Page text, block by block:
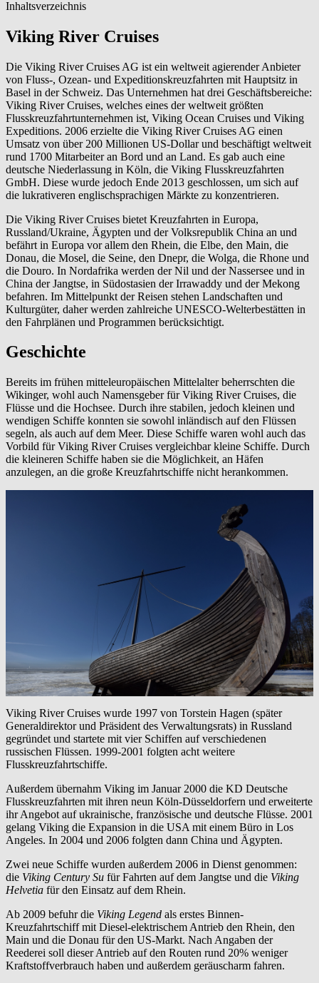
Inhaltsverzeichnis
Viking River Cruises
Die Viking River Cruises AG ist ein weltweit agierender Anbieter
von Fluss-, Ozean- und Expeditionskreuzfahrten mit Hauptsitz in
Basel in der Schweiz. Das Unternehmen hat drei Geschäftsbereiche:
Viking River Cruises, welches eines der weltweit größten
Flusskreuzfahrtunternehmen ist, Viking Ocean Cruises und Viking
Expeditions. 2006 erzielte die Viking River Cruises AG einen
Umsatz von über 200 Millionen US-Dollar und beschäftigt weltweit
rund 1700 Mitarbeiter an Bord und an Land. Es gab auch eine
deutsche Niederlassung in Köln, die Viking Flusskreuzfahrten
GmbH. Diese wurde jedoch Ende 2013 geschlossen, um sich auf
die lukrativeren englischsprachigen Märkte zu konzentrieren.
Die Viking River Cruises bietet Kreuzfahrten in Europa,
Russland/Ukraine, Ägypten und der Volksrepublik China an und
befährt in Europa vor allem den Rhein, die Elbe, den Main, die
Donau, die Mosel, die Seine, den Dnepr, die Wolga, die Rhone und
die Douro. In Nordafrika werden der Nil und der Nassersee und in
China der Jangtse, in Südostasien der Irrawaddy und der Mekong
befahren. Im Mittelpunkt der Reisen stehen Landschaften und
Kulturgüter, daher werden zahlreiche UNESCO-Welterbestätten in
den Fahrplänen und Programmen berücksichtigt.
Geschichte
Bereits im frühen mitteleuropäischen Mittelalter beherrschten die
Wikinger, wohl auch Namensgeber für Viking River Cruises, die
Flüsse und die Hochsee. Durch ihre stabilen, jedoch kleinen und
wendigen Schiffe konnten sie sowohl inländisch auf den Flüssen
segeln, als auch auf dem Meer. Diese Schiffe waren wohl auch das
Vorbild für Viking River Cruises vergleichbar kleine Schiffe. Durch
die kleineren Schiffe haben sie die Möglichkeit, an Häfen
anzulegen, an die große Kreuzfahrtschiffe nicht herankommen.
Viking River Cruises wurde 1997 von Torstein Hagen (später
Generaldirektor und Präsident des Verwaltungsrats) in Russland
gegründet und startete mit vier Schiffen auf verschiedenen
russischen Flüssen. 1999-2001 folgten acht weitere
Flusskreuzfahrtschiffe.
Außerdem übernahm Viking im Januar 2000 die KD Deutsche
Flusskreuzfahrten mit ihren neun Köln-Düsseldorfern und erweiterte
ihr Angebot auf ukrainische, französische und deutsche Flüsse. 2001
gelang Viking die Expansion in die USA mit einem Büro in Los
Angeles. In 2004 und 2006 folgten dann China und Ägypten.
Zwei neue Schiffe wurden außerdem 2006 in Dienst genommen:
die Viking Century Su für Fahrten auf dem Jangtse und die Viking
Helvetia für den Einsatz auf dem Rhein.
Ab 2009 befuhr die Viking Legend als erstes Binnen-
Kreuzfahrtschiff mit Diesel-elektrischem Antrieb den Rhein, den
Main und die Donau für den US-Markt. Nach Angaben der
Reederei soll dieser Antrieb auf den Routen rund 20% weniger
Kraftstoffverbrauch haben und außerdem geräuscharm fahren.